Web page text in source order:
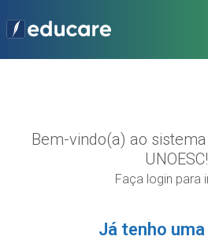
Bem-vindo(a) ao
UNOESC!
Faça login para
Já tenho